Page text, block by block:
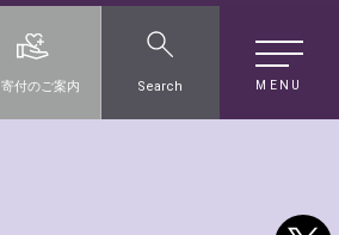
MENU
寄付のご案内 Search